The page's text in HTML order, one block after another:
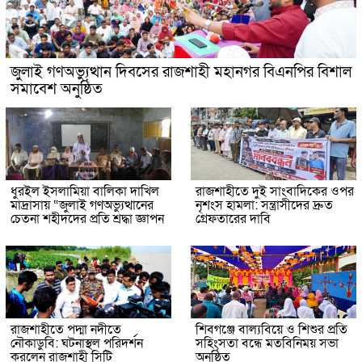
জুলাই গণঅভ্যুত্থান দিবসের রাজশাহী মহানগর বিএনপির বিশাল
সমাবেশ অনুষ্ঠিত
ধুরইল ইসলামিয়া বালিকা দাখিল
মাদ্রাসায় “জুলাই গণঅভ্যুত্থানের
চেতনা শহীদদের প্রতি শ্রদ্ধা জ্ঞাপন
রাজশাহীতে দুই সাংবাদিকের ওপর
নৃশংস হামলা: সন্ত্রাসীদের দ্রুত
গ্রেফতারের দাবি
রাজশাহীতে পদ্মা নদীতে
নৌকাডুবি: ঘটনাস্থল পরিদর্শন
করলেন রাজশাহী সিটি
শিবগঞ্জে বাল্যবিয়ে ও শিশুর প্রতি
সহিংসতা বন্ধে মতবিনিময় সভা
অনুষ্ঠিত